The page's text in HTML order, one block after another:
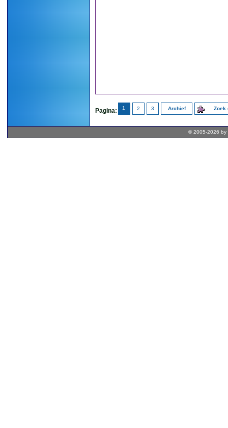
Pagina: 1 2 3 Archief Zoek
© 2005-2026 by